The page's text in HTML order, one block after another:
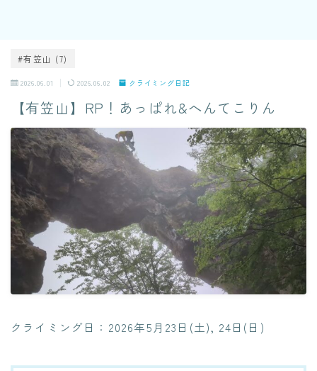
#有笠山 (7)
2026.06.01 2026.06.02 クライミング日記
【有笠山】RP！あっぱれ&へんてこりん
クライミング日：2026年5月23日(土), 24日(日)